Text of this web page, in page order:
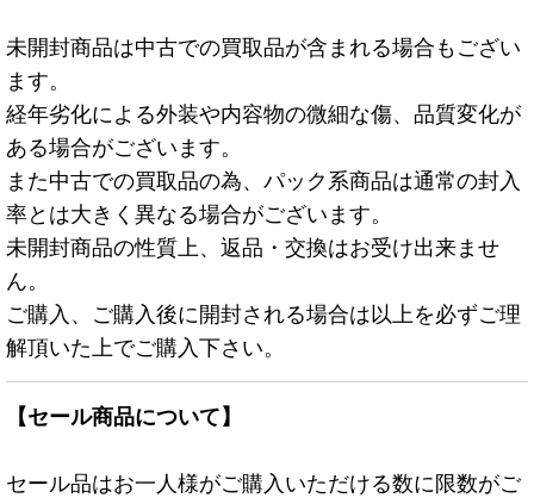
未開封商品は中古での買取品が含まれる場合もござい
ます。
経年劣化による外装や内容物の微細な傷、品質変化が
ある場合がございます。
また中古での買取品の為、パック系商品は通常の封入
率とは大きく異なる場合がございます。
未開封商品の性質上、返品・交換はお受け出来ませ
ん。
ご購入、ご購入後に開封される場合は以上を必ずご理
解頂いた上でご購入下さい。
【セール商品について】
セール品はお一人様がご購入いただける数に限数がご